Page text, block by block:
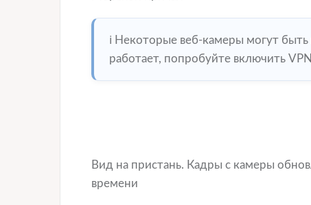
ℹ️ Некоторые веб-камеры могут
работает, попробуйте включить
Вид на пристань. Кадры с камеры
времени